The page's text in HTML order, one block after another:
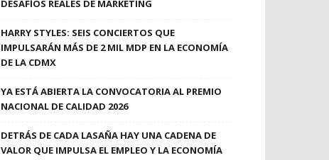
DESAFÍOS REALES DE MARKETING
HARRY STYLES: SEIS CONCIERTOS QUE
IMPULSARÁN MÁS DE 2 MIL MDP EN LA ECONOMÍA
DE LA CDMX
YA ESTÁ ABIERTA LA CONVOCATORIA AL PREMIO
NACIONAL DE CALIDAD 2026
DETRÁS DE CADA LASAÑA HAY UNA CADENA DE
VALOR QUE IMPULSA EL EMPLEO Y LA ECONOMÍA